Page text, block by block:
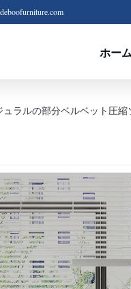
ホーム
ュラルの部分ベルベット圧